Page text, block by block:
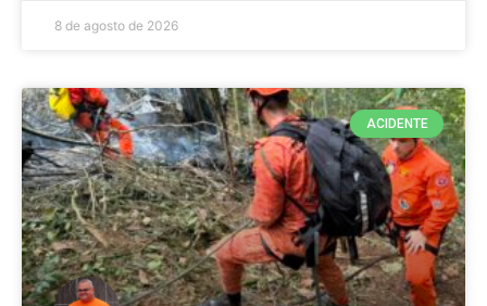
8 de agosto de 2026
ACIDENTE